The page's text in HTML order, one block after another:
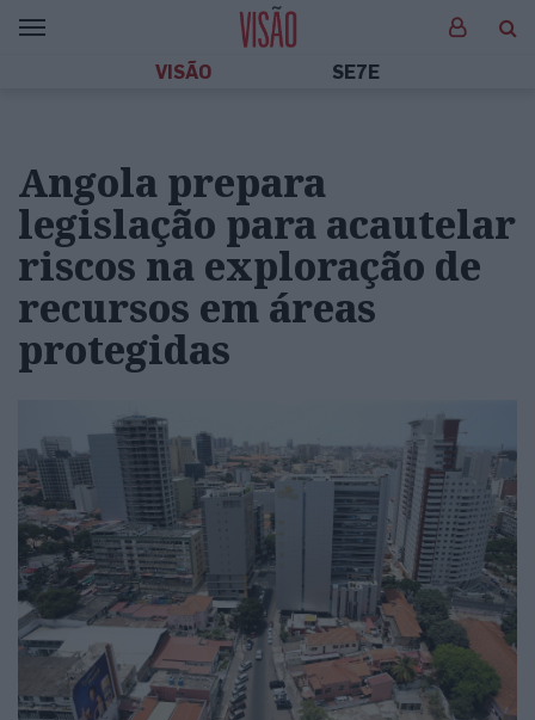
VISÃO SE7E
Angola prepara
legislação para acautelar
riscos na exploração de
recursos em áreas
protegidas